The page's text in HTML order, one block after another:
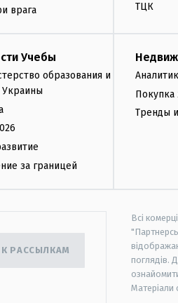
врага
ТЦК
Учебы
образования и
Украины
за границей
Тренды
К РАССЫЛКАМ
Всі
поглядів.
Матеріали